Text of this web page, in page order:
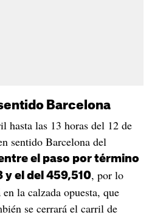
Barcelona
hasta las 13 horas del 12 de
sentido Barcelona del
el paso por término
y el del 459,510, por lo
la calzada opuesta, que
se cerrará el carril de